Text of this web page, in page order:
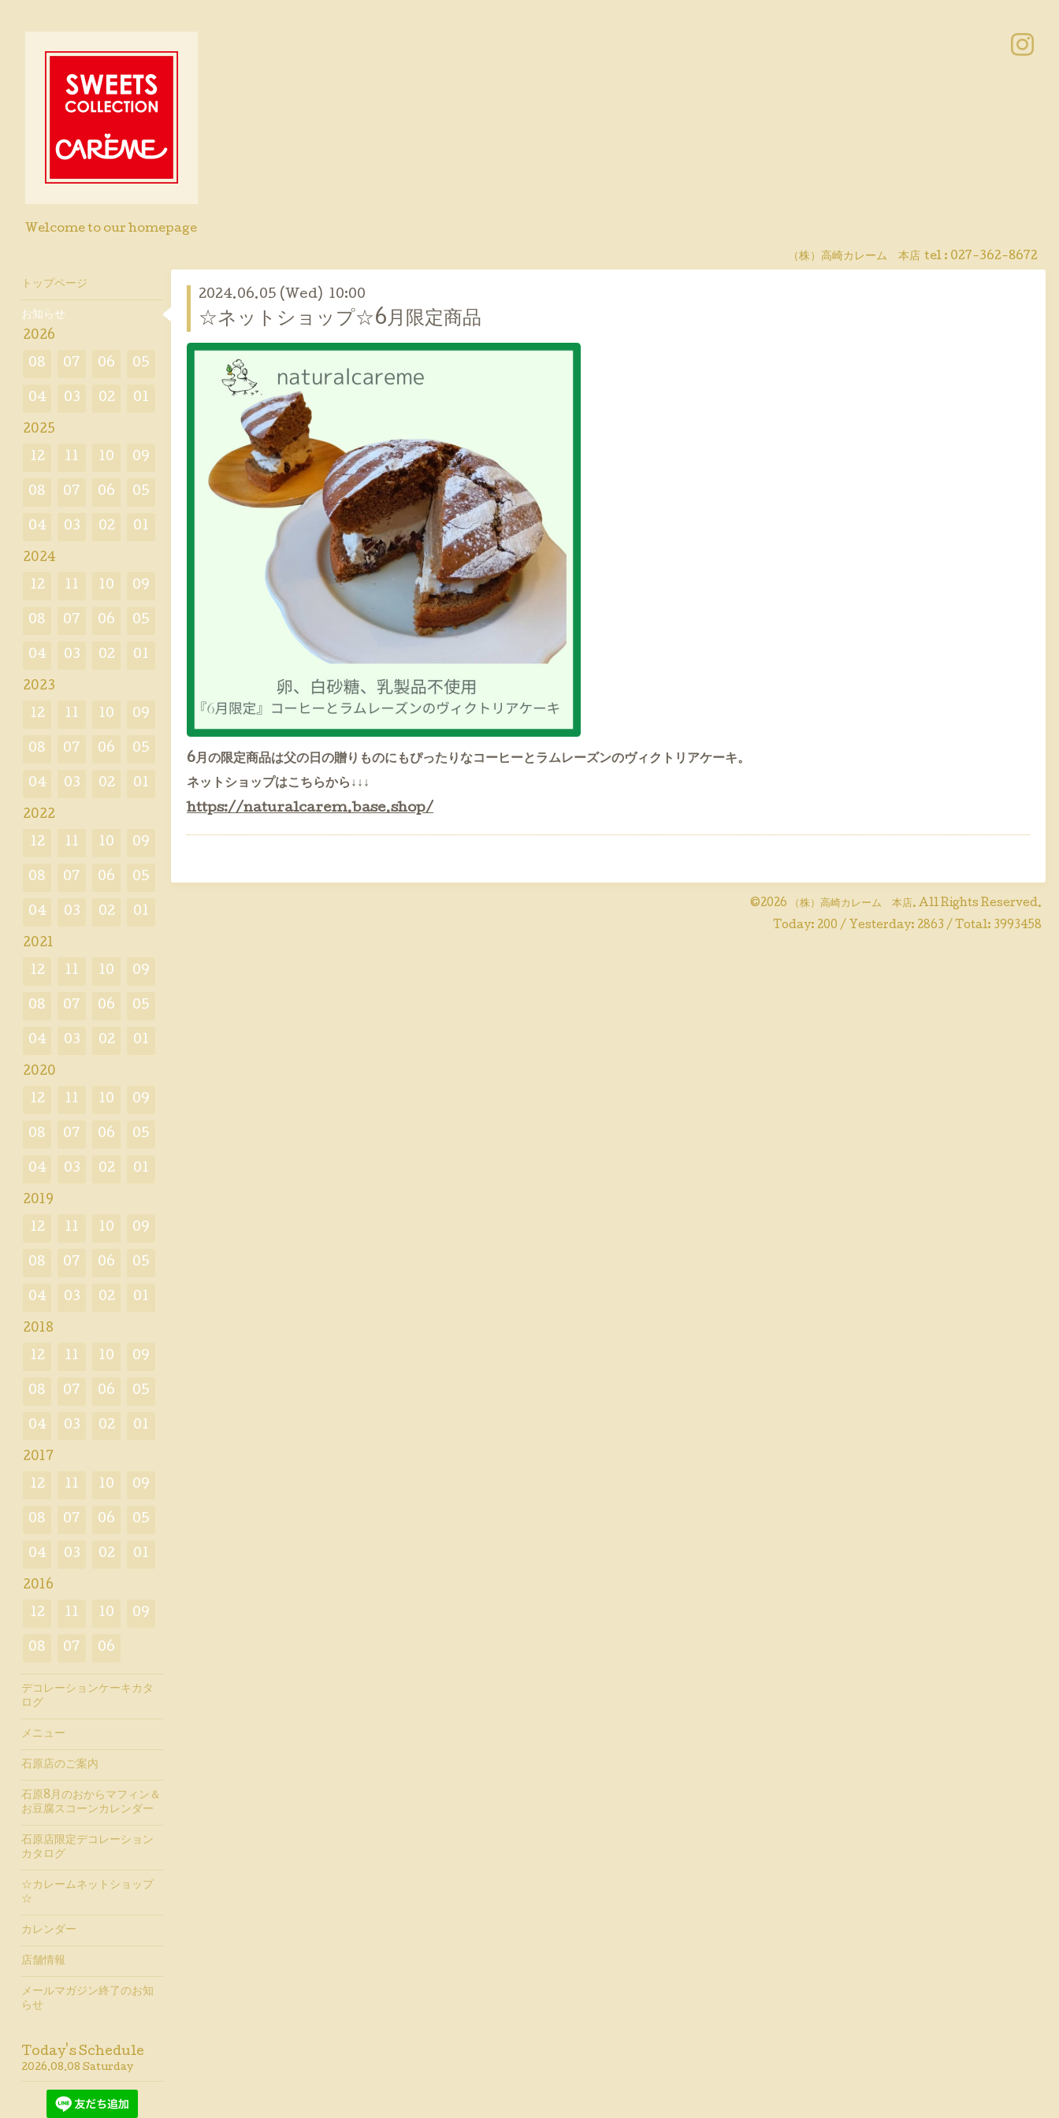
Welcome to our homepage
（株）高崎カレーム 本店 tel : 027-362-8672
2024.06.05 (Wed) 10:00
☆ネットショップ☆6月限定商品
6月の限定商品は父の日の贈りものにもぴったりなコーヒーとラムレーズンのヴィクトリアケーキ。
ネットショップはこちらから↓↓↓
https://naturalcarem.base.shop/
©2026 （株）高崎カレーム 本店. All Rights Reserved.
Today: 200 / Yesterday: 2863 / Total: 3993458
トップページ
お知らせ
2026
08 07 06 05
04 03 02 01
2025
12 11 10 09
08 07 06 05
04 03 02 01
2024
12 11 10 09
08 07 06 05
04 03 02 01
2023
12 11 10 09
08 07 06 05
04 03 02 01
2022
12 11 10 09
08 07 06 05
04 03 02 01
2021
12 11 10 09
08 07 06 05
04 03 02 01
2020
12 11 10 09
08 07 06 05
04 03 02 01
2019
12 11 10 09
08 07 06 05
04 03 02 01
2018
12 11 10 09
08 07 06 05
04 03 02 01
2017
12 11 10 09
08 07 06 05
04 03 02 01
2016
12 11 10 09
08 07 06
デコレーションケーキカタ
ログ
メニュー
石原店のご案内
石原8月のおからマフィン＆
お豆腐スコーンカレンダー
石原店限定デコレーション
カタログ
☆カレームネットショップ
☆
カレンダー
店舗情報
メールマガジン終了のお知
らせ
Today's Schedule
2026.08.08 Saturday